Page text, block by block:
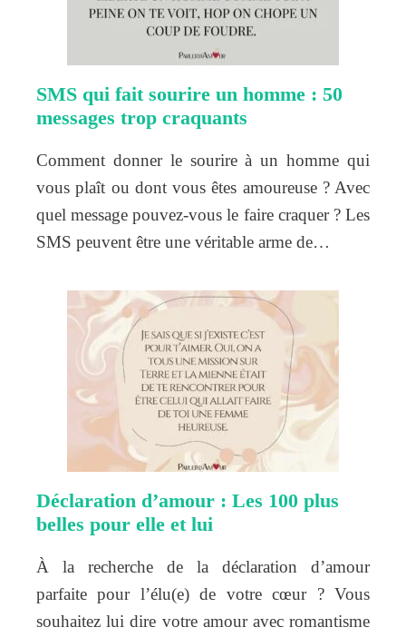
SMS qui fait sourire un homme : 50
messages trop craquants
Comment donner le sourire à un homme qui
vous plaît ou dont vous êtes amoureuse ? Avec
quel message pouvez-vous le faire craquer ? Les
SMS peuvent être une véritable arme de…
Déclaration d’amour : Les 100 plus
belles pour elle et lui
À la recherche de la déclaration d’amour
parfaite pour l’élu(e) de votre cœur ? Vous
souhaitez lui dire votre amour avec romantisme